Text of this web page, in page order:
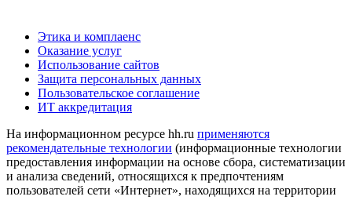
Этика и комплаенс
Оказание услуг
Использование сайтов
Защита персональных данных
Пользовательское соглашение
ИТ аккредитация
На информационном ресурсе hh.ru применяются
рекомендательные технологии (информационные технологии
предоставления информации на основе сбора, систематизации
и анализа сведений, относящихся к предпочтениям
пользователей сети «Интернет», находящихся на территории